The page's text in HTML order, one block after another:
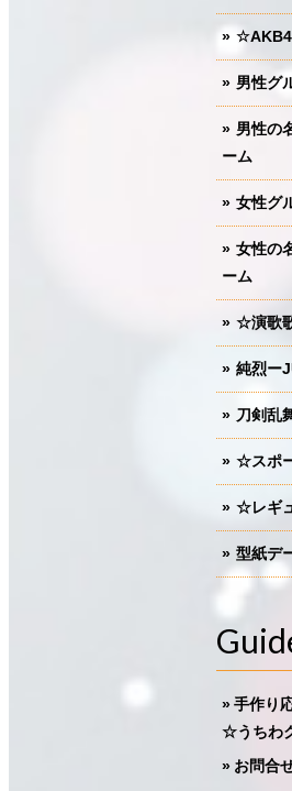
男性グ
男性の
ーム
女性グ
女性の
ーム
☆演歌
純烈ー
刀剣乱
☆スポ
☆レギ
型紙デ
手作り
☆うちわ
お問合